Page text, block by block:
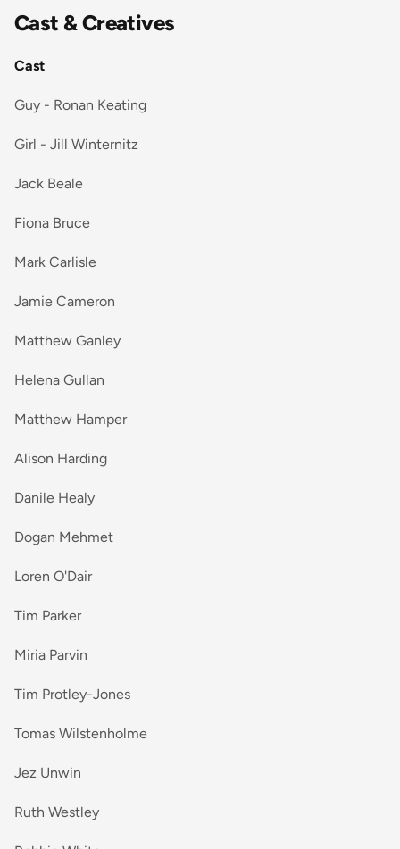
Cast & Creatives
Cast
Guy - Ronan Keating
Girl - Jill Winternitz
Jack Beale
Fiona Bruce
Mark Carlisle
Jamie Cameron
Matthew Ganley
Helena Gullan
Matthew Hamper
Alison Harding
Danile Healy
Dogan Mehmet
Loren O'Dair
Tim Parker
Miria Parvin
Tim Protley-Jones
Tomas Wilstenholme
Jez Unwin
Ruth Westley